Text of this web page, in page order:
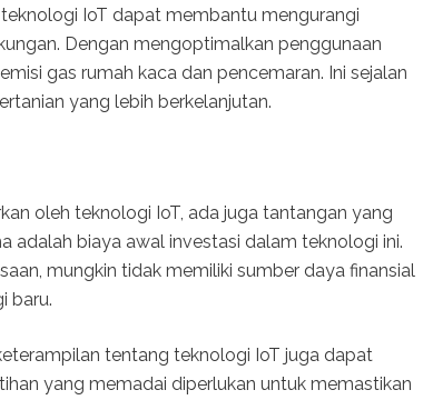
IoT dapat membantu mengurangi
Dengan mengoptimalkan penggunaan
gas rumah kaca dan pencemaran. Ini sejalan
yang lebih berkelanjutan.
oleh teknologi IoT, ada juga tantangan yang
adalah biaya awal investasi dalam teknologi ini.
mungkin tidak memiliki sumber daya finansial
baru.
tentang teknologi IoT juga dapat
yang memadai diperlukan untuk memastikan